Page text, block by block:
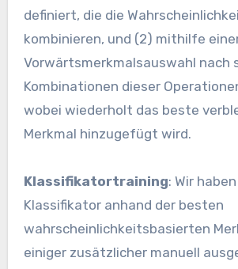
definiert, die die
kombinieren, und (2) mithilfe
Vorwärtsmerkmalsauswahl nach
Kombinationen dieser
wobei wiederholt das beste
Merkmal hinzugefügt wird.
Klassifikatortraining: Wir
Klassifikator anhand der besten
wahrscheinlichkeitsbasierten
einiger zusätzlicher manuell